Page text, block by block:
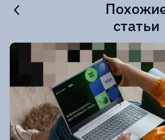
статьи